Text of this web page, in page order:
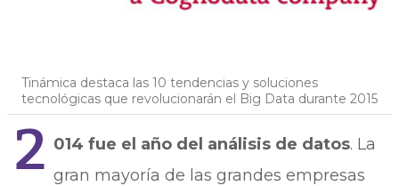
Tinámica destaca las 10 tendencias y soluciones
tecnológicas que revolucionarán el Big Data durante 2015
2 014 fue el año del análisis de datos. La
gran mayoría de las grandes empresas